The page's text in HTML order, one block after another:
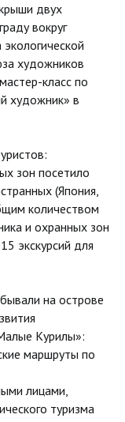
двух
вокруг
художников
класс по
художник» в
зон посетило
(Япония,
количеством
и охранных зон
экскурсий для
на острове
Курилы»:
маршруты по
лицами,
туризма